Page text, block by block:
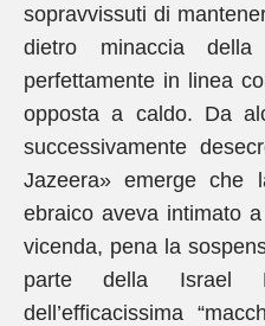
sopravvissuti di
dietro minaccia
perfettamente in linea
opposta a caldo. Da
successivamente
Jazeera» emerge che
ebraico aveva intimato
vicenda, pena la
parte della Israel
dell’efficacissima